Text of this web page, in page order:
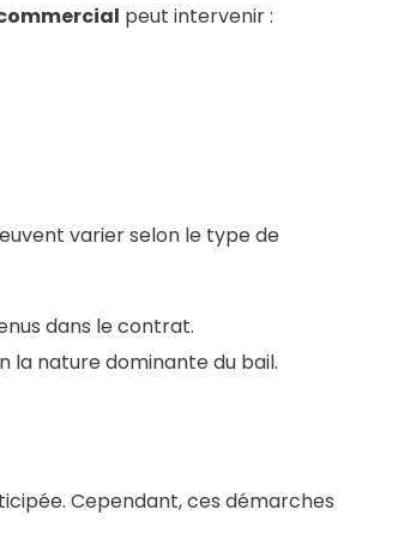
peut intervenir :
varier selon le type de
dans le contrat.
la nature dominante du bail.
Cependant, ces démarches